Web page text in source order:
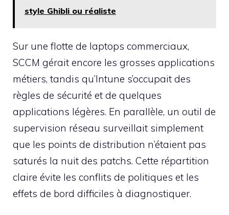
style Ghibli ou réaliste
Sur une flotte de laptops commerciaux,
SCCM gérait encore les grosses applications
métiers, tandis qu’Intune s’occupait des
règles de sécurité et de quelques
applications légères. En parallèle, un outil de
supervision réseau surveillait simplement
que les points de distribution n’étaient pas
saturés la nuit des patchs. Cette répartition
claire évite les conflits de politiques et les
effets de bord difficiles à diagnostiquer.